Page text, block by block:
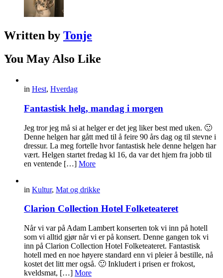
Written by Tonje
You May Also Like
in Hest, Hverdag
Fantastisk helg, mandag i morgen
Jeg tror jeg må si at helger er det jeg liker best med uken. 🙂
Denne helgen har gått med til å feire 90 års dag og til stevne i
dressur. La meg fortelle hvor fantastisk hele denne helgen har
vært. Helgen startet fredag kl 16, da var det hjem fra jobb til
en ventende […] More
in Kultur, Mat og drikke
Clarion Collection Hotel Folketeateret
Når vi var på Adam Lambert konserten tok vi inn på hotell
som vi alltid gjør når vi er på konsert. Denne gangen tok vi
inn på Clarion Collection Hotel Folketeateret. Fantastisk
hotell med en noe høyere standard enn vi pleier å bestille, nå
kostet det litt mer også. 🙂 Inkludert i prisen er frokost,
kveldsmat, […] More